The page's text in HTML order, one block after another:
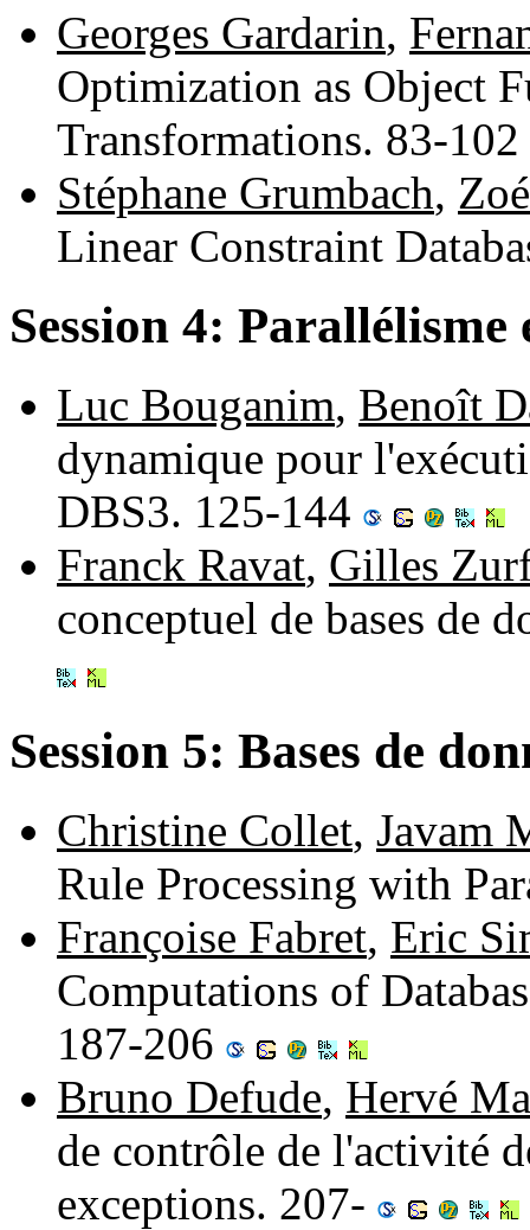
Georges Gardarin,
Optimization as Object
Transformations. 83-102
Stéphane Grumbach,
Linear Constraint
Session 4:
Luc Bouganim, Benoît
dynamique pour
DBS3. 125-144
Franck Ravat, Gilles
conceptuel de bases de
Session 5: Bases de
Christine Collet, Javam
Rule Processing with
Françoise Fabret, Eric
Computations of
187-206
Bruno Defude, Hervé
de contrôle de l'activité
exceptions. 207-